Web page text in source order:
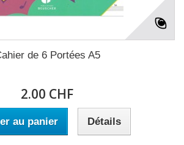
de 6 Portées A5
2.00 CHF
au panier Détails